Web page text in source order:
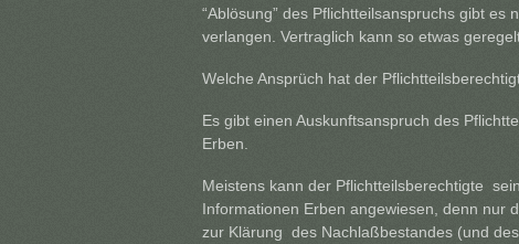
“Ablösung” des Pflichtteilsanspruchs gibt
verlangen. Vertraglich kann so etwas
Welche Ansprüch hat der
Es gibt einen Auskunftsanspruch des
Erben.
Meistens kann der Pflichtteilsberechtigte
Informationen Erben angewiesen, denn nur
zur Klärung des Nachlaßbestandes (und